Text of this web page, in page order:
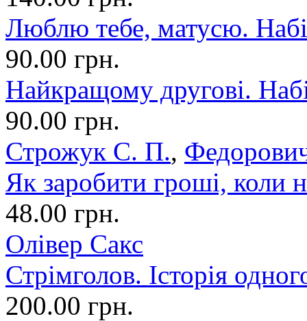
Люблю тебе, матусю.
90.00 грн.
Найкращому другові.
90.00 грн.
Строжук С. П.,
Як заробити гроші, коли
48.00 грн.
Олівер Сакс
Стрімголов. Історія
200.00 грн.